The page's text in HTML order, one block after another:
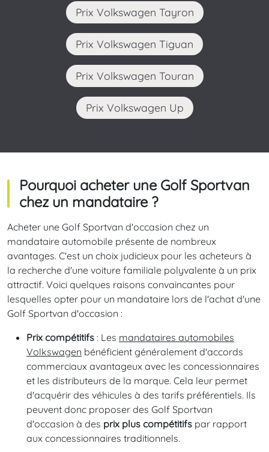
Prix Volkswagen Tayron
Prix Volkswagen Tiguan
Prix Volkswagen Touran
Prix Volkswagen Up
Pourquoi acheter une Golf Sportvan
chez un mandataire ?
Acheter une Golf Sportvan d'occasion chez un
mandataire automobile présente de nombreux
avantages. C'est un choix judicieux pour les acheteurs à
la recherche d'une voiture familiale polyvalente à un prix
attractif. Voici quelques raisons convaincantes pour
lesquelles opter pour un mandataire lors de l'achat d'une
Golf Sportvan d'occasion :
Prix compétitifs : Les mandataires automobiles
Volkswagen bénéficient généralement d'accords
commerciaux avantageux avec les concessionnaires
et les distributeurs de la marque. Cela leur permet
d'acquérir des véhicules à des tarifs préférentiels. Ils
peuvent donc proposer des Golf Sportvan
d'occasion à des prix plus compétitifs par rapport
aux concessionnaires traditionnels.